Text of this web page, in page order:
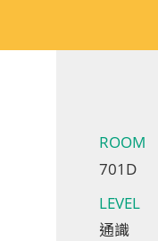
ROOM
701D
LEVEL
通識